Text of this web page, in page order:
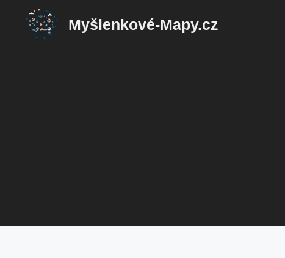
Přeskočit
Myšlenkové-Mapy.cz